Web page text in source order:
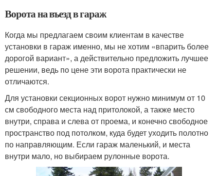
Ворота на въезд в гараж
Когда мы предлагаем своим клиентам в качестве
установки в гараж именно, мы не хотим «впарить более
дорогой вариант», а действительно предложить лучшее
решении, ведь по цене эти ворота практически не
отличаются.
Для установки секционных ворот нужно минимум от 10
см свободного места над притолокой, а также место
внутри, справа и слева от проема, и конечно свободное
пространство под потолком, куда будет уходить полотно
по направляющим. Если гараж маленький, и места
внутри мало, но выбираем рулонные ворота.